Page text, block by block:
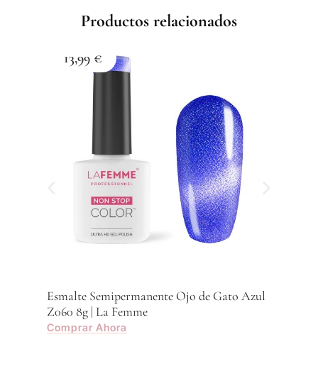
Productos relacionados
13,99 €
Esmalte Semipermanente Ojo de Gato Azul
Z060 8g | La Femme
Comprar Ahora